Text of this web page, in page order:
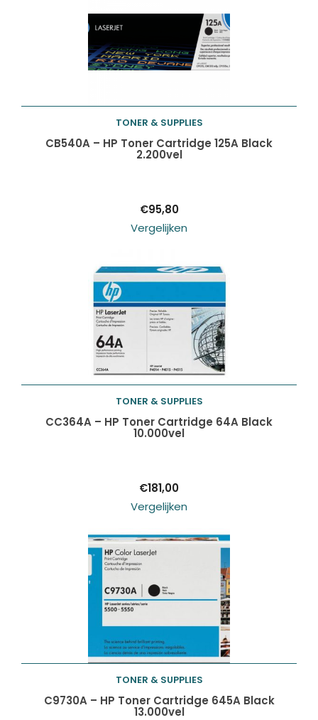
Toevoegen aan
TONER & SUPPLIES
CB540A – HP Toner Cartridge 125A Black
2.200vel
€95,80
Vergelijken
Toevoegen aan
TONER & SUPPLIES
CC364A – HP Toner Cartridge 64A Black
10.000vel
€181,00
Vergelijken
Toevoegen aan
TONER & SUPPLIES
C9730A – HP Toner Cartridge 645A Black
13.000vel